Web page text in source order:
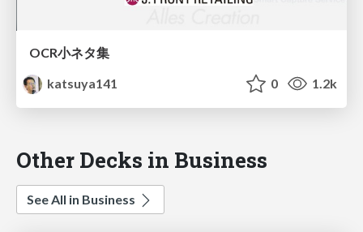
OCR小ネタ集
katsuya141
0 1.2k
Other Decks in Business
See All in Business